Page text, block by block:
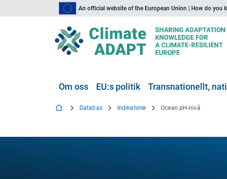
An official website of the European Union | How do you
Om oss EU:s politik Transnationellt,
Databas Indikatorer Ocean pH-nivå